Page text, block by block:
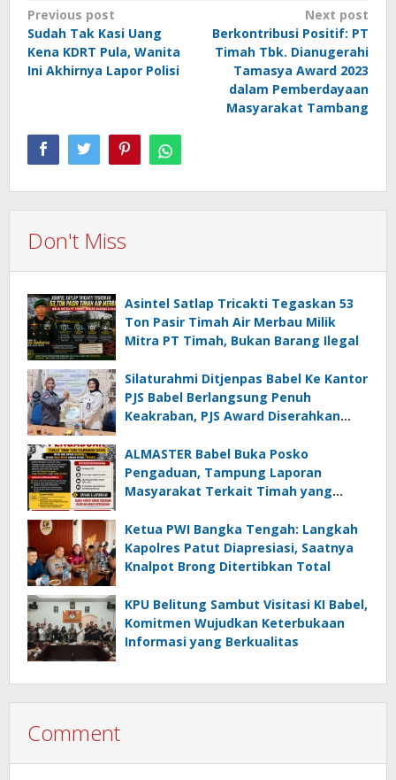
Post
navigation
Previous post
Sudah Tak Kasi Uang
Kena KDRT Pula, Wanita
Ini Akhirnya Lapor Polisi
Next post
Berkontribusi Positif: PT
Timah Tbk. Dianugerahi
Tamasya Award 2023
dalam Pemberdayaan
Masyarakat Tambang
Don't Miss
Asintel Satlap Tricakti Tegaskan 53
Ton Pasir Timah Air Merbau Milik
Mitra PT Timah, Bukan Barang Ilegal
Silaturahmi Ditjenpas Babel Ke Kantor
PJS Babel Berlangsung Penuh
Keakraban, PJS Award Diserahkan
ALMASTER Babel Buka Posko
Pengaduan, Tampung Laporan
Masyarakat Terkait Timah yang
Ketua PWI Bangka Tengah: Langkah
Kapolres Patut Diapresiasi, Saatnya
Knalpot Brong Ditertibkan Total
KPU Belitung Sambut Visitasi KI Babel,
Komitmen Wujudkan Keterbukaan
Informasi yang Berkualitas
Comment